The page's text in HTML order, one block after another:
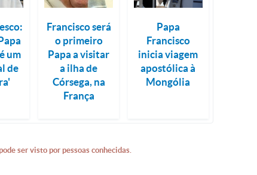
um
de
Francisco será
o primeiro
Papa a visitar
a ilha de
Córsega, na
França
Papa
Francisco
inicia viagem
apostólica à
Mongólia
ser visto por pessoas conhecidas.